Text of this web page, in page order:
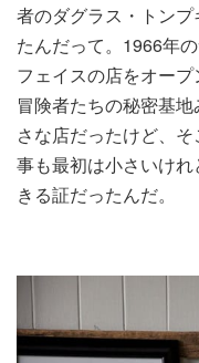
者のダグラス・トン
たんだって。1966年
フェイスの店をオー
冒険者たちの秘密基
さな店だったけど、
事も最初は小さいけ
きる証だったんだ。